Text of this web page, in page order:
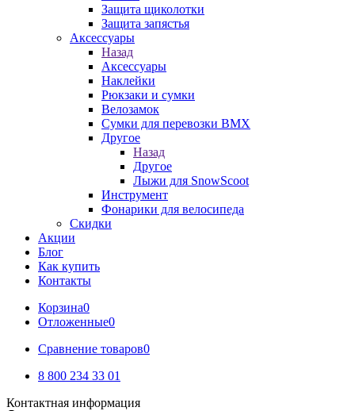
Защита щиколотки
Защита запястья
Аксессуары
Назад
Аксессуары
Наклейки
Рюкзаки и сумки
Велозамок
Сумки для перевозки BMX
Другое
Назад
Другое
Лыжи для SnowScoot
Инструмент
Фонарики для велосипеда
Скидки
Акции
Блог
Как купить
Контакты
Корзина0
Отложенные0
Сравнение товаров0
8 800 234 33 01
Контактная информация